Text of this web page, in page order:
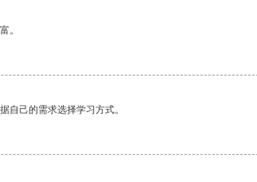
。
自己的需求选择学习方式。